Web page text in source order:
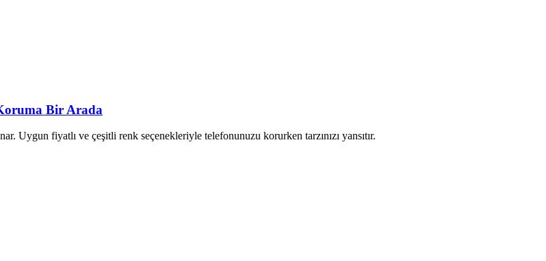
Bir Arada
Uygun fiyatlı ve çeşitli renk seçenekleriyle telefonunuzu korurken tarzınızı yansıtır.